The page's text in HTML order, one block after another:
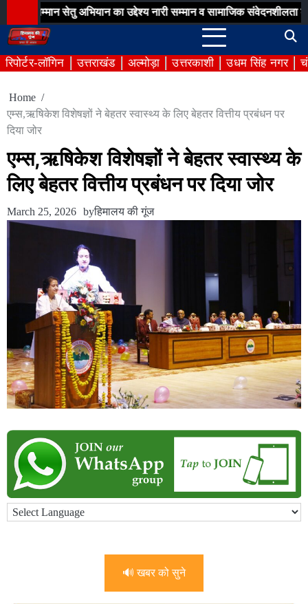
to
content
सेतु अभियान का उद्देश्य नारी सम्मान व सामाजिक संवेदनशीलता के लिए हर
रिपोर्टर-लॉगिन उत्तराखंड अल्मोड़ा उत्तरकाशी उधम सिंह नगर
Home
एम्स,ऋषिकेश विशेषज्ञों ने बेहतर स्वास्थ्य के लिए बेहतर वित्तीय प्रबंधन पर
दिया जोर
एम्स,ऋषिकेश विशेषज्ञों ने बेहतर स्वास्थ्य के
लिए बेहतर वित्तीय प्रबंधन पर दिया जोर
March 25, 2026 byहिमालय की गूंज
🔊 खबर को सुने